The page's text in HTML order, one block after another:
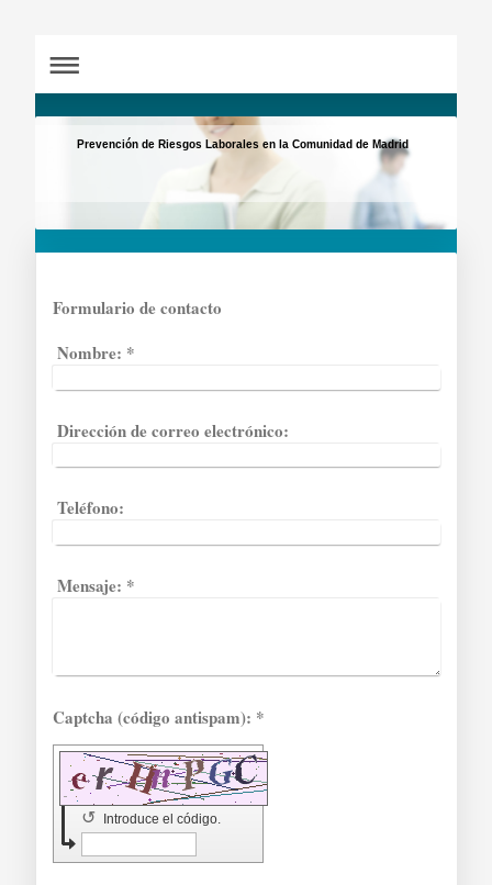
Prevención de Riesgos Laborales en la Comunidad de Madrid
Formulario de contacto
Nombre: *
Dirección de correo electrónico:
Teléfono:
Mensaje: *
Captcha (código antispam): *
Introduce el código.
↺